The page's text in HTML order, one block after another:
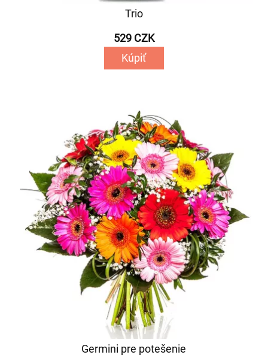
Trio
529 CZK
Kúpiť
Germini pre potešenie